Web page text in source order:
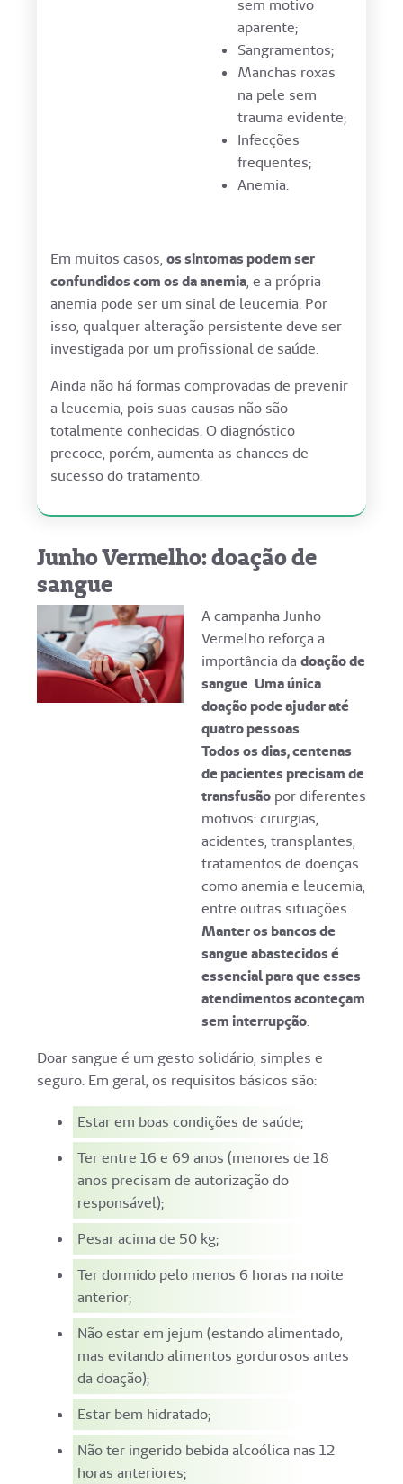
sem motivo
aparente;
Sangramentos;
Manchas roxas
na pele sem
trauma evidente;
Infecções
frequentes;
Anemia.
Em muitos casos, os sintomas podem ser
confundidos com os da anemia, e a própria
anemia pode ser um sinal de leucemia. Por
isso, qualquer alteração persistente deve ser
investigada por um profissional de saúde.
Ainda não há formas comprovadas de prevenir
a leucemia, pois suas causas não são
totalmente conhecidas. O diagnóstico
precoce, porém, aumenta as chances de
sucesso do tratamento.
Junho Vermelho: doação de
sangue
A campanha Junho
Vermelho reforça a
importância da doação de
sangue. Uma única
doação pode ajudar até
quatro pessoas.
Todos os dias, centenas
de pacientes precisam de
transfusão por diferentes
motivos: cirurgias,
acidentes, transplantes,
tratamentos de doenças
como anemia e leucemia,
entre outras situações.
Manter os bancos de
sangue abastecidos é
essencial para que esses
atendimentos aconteçam
sem interrupção.
Doar sangue é um gesto solidário, simples e
seguro. Em geral, os requisitos básicos são:
Estar em boas condições de saúde;
Ter entre 16 e 69 anos (menores de 18
anos precisam de autorização do
responsável);
Pesar acima de 50 kg;
Ter dormido pelo menos 6 horas na noite
anterior;
Não estar em jejum (estando alimentado,
mas evitando alimentos gordurosos antes
da doação);
Estar bem hidratado;
Não ter ingerido bebida alcoólica nas 12
horas anteriores;